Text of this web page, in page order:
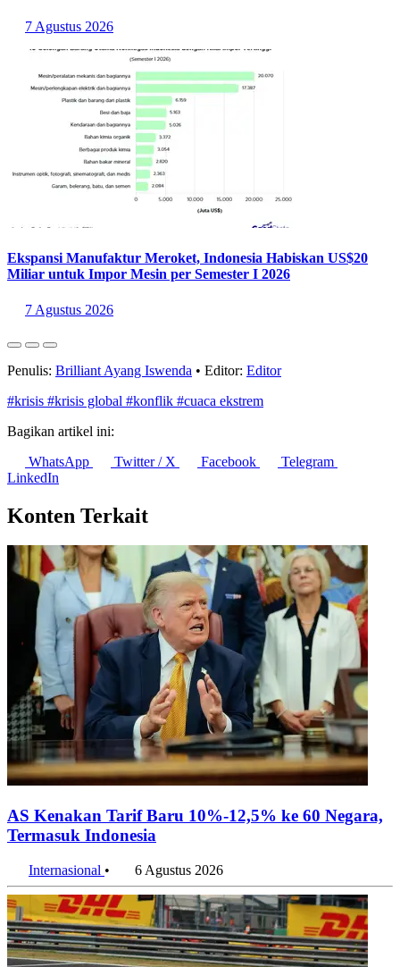
7 Agustus 2026
Ekspansi Manufaktur Meroket, Indonesia Habiskan US$20
Miliar untuk Impor Mesin per Semester I 2026
7 Agustus 2026
Penulis: Brilliant Ayang Iswenda • Editor: Editor
#krisis #krisis global #konflik #cuaca ekstrem
Bagikan artikel ini:
WhatsApp
Twitter / X Facebook
Telegram
LinkedIn
Konten Terkait
AS Kenakan Tarif Baru 10%-12,5% ke 60 Negara,
Termasuk Indonesia
Internasional • 6 Agustus 2026